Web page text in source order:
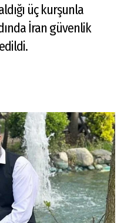
üç kurşunla
İran güvenlik